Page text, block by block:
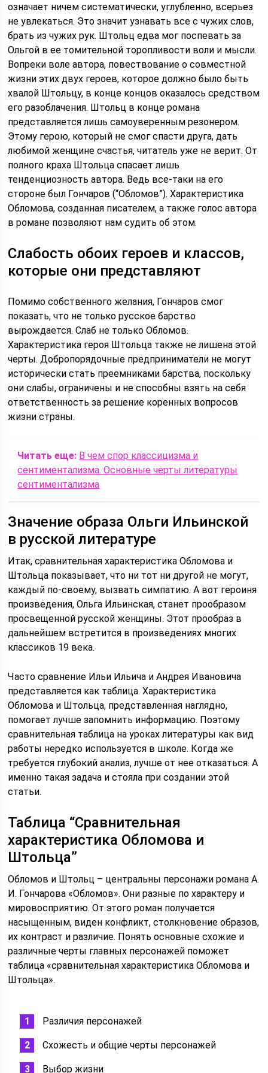
означает ничем систематически, углубленно, всерьез
не увлекаться. Это значит узнавать все с чужих слов,
брать из чужих рук. Штольц едва мог поспевать за
Ольгой в ее томительной торопливости воли и мысли.
Вопреки воле автора, повествование о совместной
жизни этих двух героев, которое должно было быть
хвалой Штольцу, в конце концов оказалось средством
его разоблачения. Штольц в конце романа
представляется лишь самоуверенным резонером.
Этому герою, который не смог спасти друга, дать
любимой женщине счастья, читатель уже не верит. От
полного краха Штольца спасает лишь
тенденциозность автора. Ведь все-таки на его
стороне был Гончаров (“Обломов”). Характеристика
Обломова, созданная писателем, а также голос автора
в романе позволяют нам судить об этом.
Слабость обоих героев и классов,
которые они представляют
Помимо собственного желания, Гончаров смог
показать, что не только русское барство
вырождается. Слаб не только Обломов.
Характеристика героя Штольца также не лишена этой
черты. Добропорядочные предприниматели не могут
исторически стать преемниками барства, поскольку
они слабы, ограничены и не способны взять на себя
ответственность за решение коренных вопросов
жизни страны.
Читать еще: В чем спор классицизма и
сентиментализма. Основные черты литературы
сентиментализма
Значение образа Ольги Ильинской
в русской литературе
Итак, сравнительная характеристика Обломова и
Штольца показывает, что ни тот ни другой не могут,
каждый по-своему, вызвать симпатию. А вот героиня
произведения, Ольга Ильинская, станет прообразом
просвещенной русской женщины. Этот прообраз в
дальнейшем встретится в произведениях многих
классиков 19 века.
Часто сравнение Ильи Ильича и Андрея Ивановича
представляется как таблица. Характеристика
Обломова и Штольца, представленная наглядно,
помогает лучше запомнить информацию. Поэтому
сравнительная таблица на уроках литературы как вид
работы нередко используется в школе. Когда же
требуется глубокий анализ, лучше от нее отказаться. А
именно такая задача и стояла при создании этой
статьи.
Таблица “Сравнительная
характеристика Обломова и
Штольца”
Обломов и Штольц – центральны персонажи романа А.
И. Гончарова «Обломов». Они разные по характеру и
мировосприятию. От этого роман получается
насыщенным, виден конфликт, столкновение образов,
их контраст и различие. Понять основные схожие и
различные черты главных персонажей поможет
таблица «сравнительная характеристика Обломова и
Штольца».
Различия персонажей
Схожесть и общие черты персонажей
Выбор жизни